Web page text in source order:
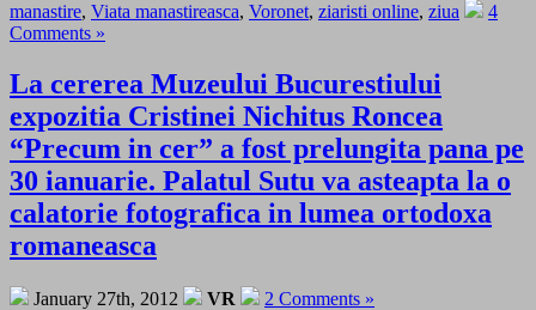
manastire, Viata manastireasca, Voronet, ziaristi online, ziua
4
Comments »
La cererea Muzeului Bucurestiului
expozitia Cristinei Nichitus Roncea
“Precum in cer” a fost prelungita pana pe
30 ianuarie. Palatul Sutu va asteapta la o
calatorie fotografica in lumea ortodoxa
romaneasca
January 27th, 2012 VR 2 Comments »